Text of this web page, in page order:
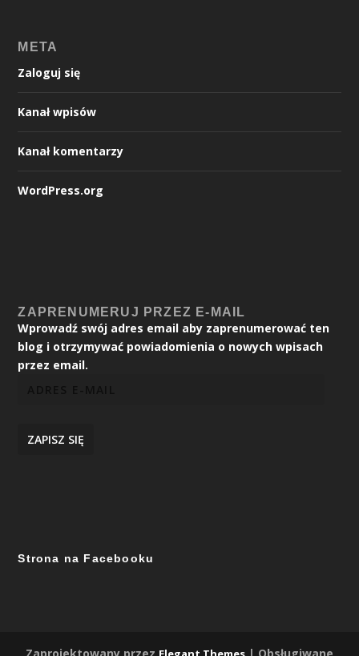
META
Zaloguj się
Kanał wpisów
Kanał komentarzy
WordPress.org
ZAPRENUMERUJ PRZEZ E-MAIL
Wprowadź swój adres email aby zaprenumerować ten
blog i otrzymywać powiadomienia o nowych wpisach
przez email.
ZAPISZ SIĘ
Strona na Facebooku